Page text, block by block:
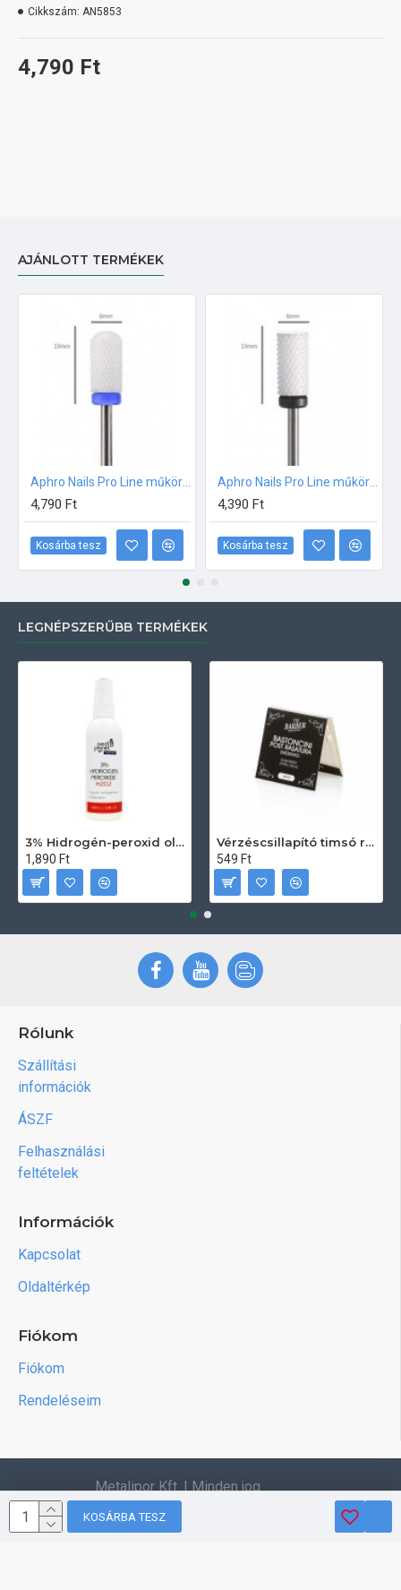
4,790 Ft
Cikkszám: AN5853
KOSÁRBA TESZ
AJÁNLOTT TERMÉKEK
4,790 Ft
Kosárba tesz
4,390 Ft
Kosárba tesz
LEGNÉPSZERŰBB TERMÉKEK
3% Hidrogén-peroxid oldat (sebfertőtlenítő) 100ml
1,890 Ft
Vérzéscsillapító timsó rúd 20db
549 Ft
Rólunk
Szállítási
információk
ÁSZF
Felhasználási
feltételek
Információk
Kapcsolat
Oldaltérkép
Fiókom
Fiókom
Rendeléseim
Metalipor Kft. | Minden jog
fenntartva.